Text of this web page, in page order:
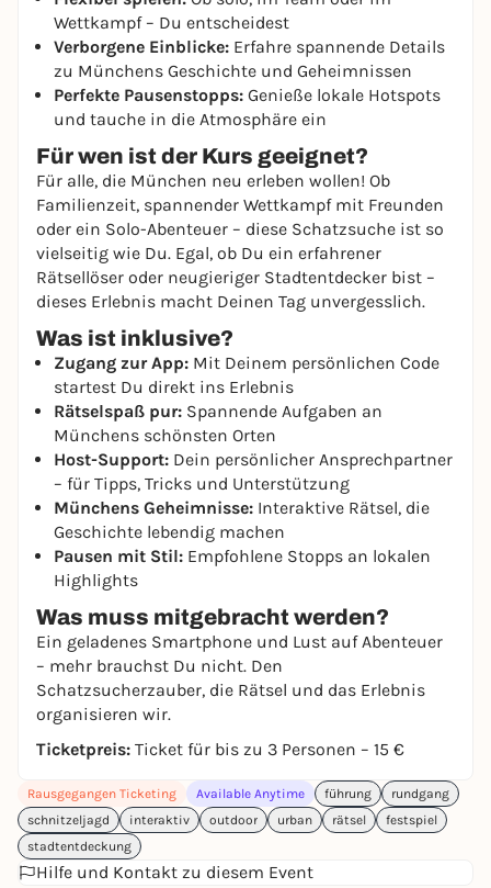
Wettkampf – Du entscheidest
Verborgene Einblicke: Erfahre spannende Details
zu Münchens Geschichte und Geheimnissen
Perfekte Pausenstopps: Genieße lokale Hotspots
und tauche in die Atmosphäre ein
Für wen ist der Kurs geeignet?
Für alle, die München neu erleben wollen! Ob
Familienzeit, spannender Wettkampf mit Freunden
oder ein Solo-Abenteuer – diese Schatzsuche ist so
vielseitig wie Du. Egal, ob Du ein erfahrener
Rätsellöser oder neugieriger Stadtentdecker bist –
dieses Erlebnis macht Deinen Tag unvergesslich.
Was ist inklusive?
Zugang zur App: Mit Deinem persönlichen Code
startest Du direkt ins Erlebnis
Rätselspaß pur: Spannende Aufgaben an
Münchens schönsten Orten
Host-Support: Dein persönlicher Ansprechpartner
– für Tipps, Tricks und Unterstützung
Münchens Geheimnisse: Interaktive Rätsel, die
Geschichte lebendig machen
Pausen mit Stil: Empfohlene Stopps an lokalen
Highlights
Was muss mitgebracht werden?
Ein geladenes Smartphone und Lust auf Abenteuer
– mehr brauchst Du nicht. Den
Schatzsucherzauber, die Rätsel und das Erlebnis
organisieren wir.
Ticketpreis: Ticket für bis zu 3 Personen – 15 €
Rausgegangen Ticketing Available Anytime führung
rundgang
schnitzeljagd
interaktiv outdoor urban rätsel
festspiel
stadtentdeckung
Hilfe und Kontakt zu diesem Event